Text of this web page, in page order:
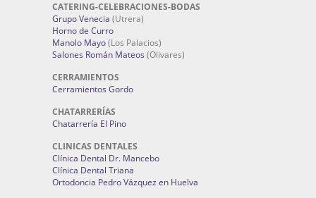
CATERING-CELEBRACIONES-BODAS
Grupo Venecia (Utrera)
Horno de Curro
Manolo Mayo(Los Palacios)
Salones Román Mateos (Olivares)
CERRAMIENTOS
Cerramientos Gordo
CHATARRERÍAS
Chatarrería El Pino
CLINICAS DENTALES
Clínica Dental Dr. Mancebo
Clínica Dental Triana
Ortodoncia Pedro Vázquez en Huelva